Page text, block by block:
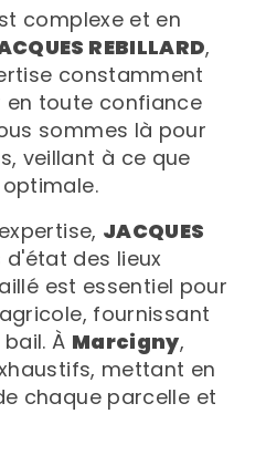
complexe et en
REBILLARD,
constamment
en toute confiance
sommes là pour
veillant à ce que
JACQUES
des lieux
est essentiel pour
fournissant
À Marcigny,
mettant en
chaque parcelle et